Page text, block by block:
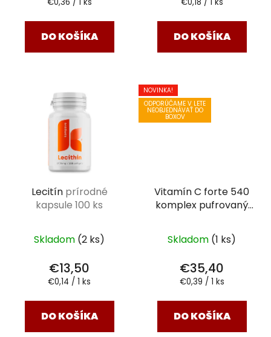
DO KOŠÍKA DO KOŠÍKA
Lecitín prírodné
kapsule 100 ks
Skladom (2 ks)
€13,50
Jednotková
€0,14 / 1 ks
DO KOŠÍKA
NOVINKA!
ODPORÚČAME V LETE
NEOBJEDNÁVAŤ DO
BOXOV
Vitamín C forte 540
komplex pufrovaný
Skladom (1 ks)
€35,40
Jednotková
€0,39 / 1 ks
DO KOŠÍKA